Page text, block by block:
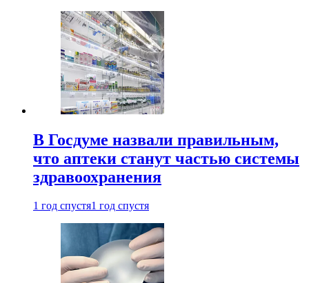
В Госдуме назвали правильным,
что аптеки станут частью системы
здравоохранения
1 год спустя1 год спустя